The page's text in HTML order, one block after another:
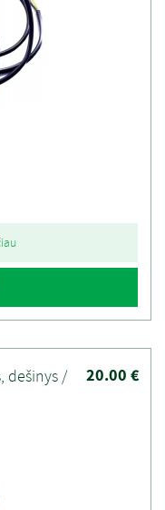
20.00 €
dešinys /